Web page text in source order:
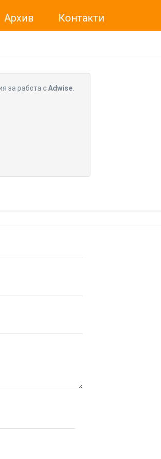
Архив Контакти
да Ви уведомим, че „Нет Инфо“ ЕАД (
За повече информация, натиснете
за работа сAdwise.